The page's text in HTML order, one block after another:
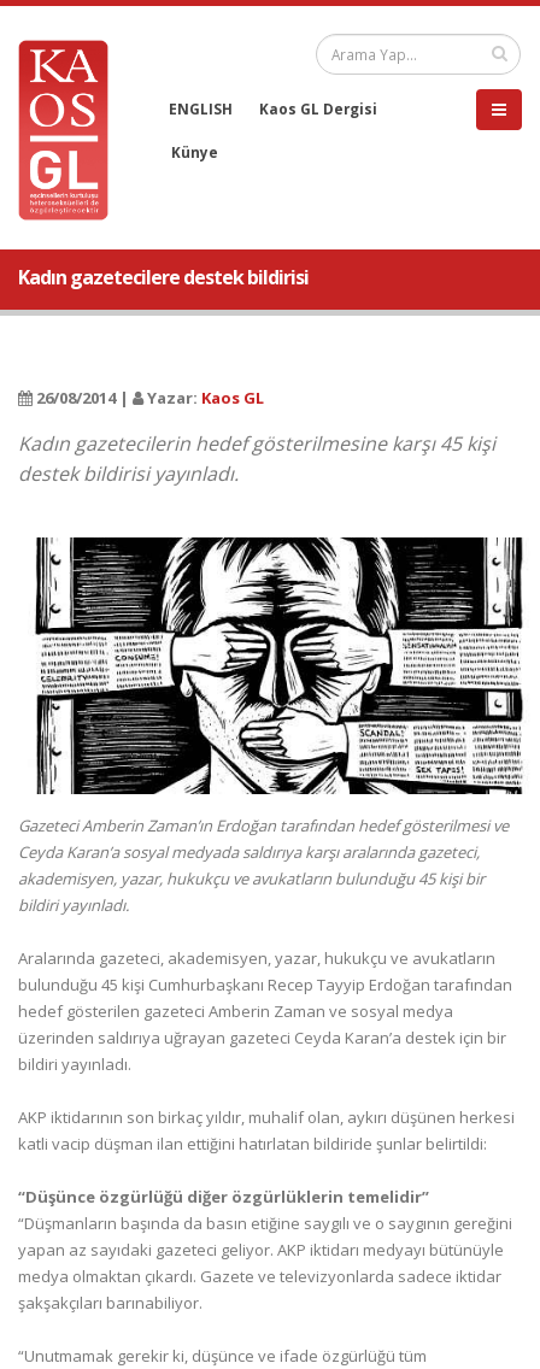
ENGLISH Kaos GL Dergisi
Künye
Kadın gazetecilere destek bildirisi
26/08/2014 | Yazar: Kaos GL
Kadın gazetecilerin hedef gösterilmesine karşı 45 kişi
destek bildirisi yayınladı.
Gazeteci Amberin Zaman’ın Erdoğan tarafından hedef gösterilmesi ve
Ceyda Karan’a sosyal medyada saldırıya karşı aralarında gazeteci,
akademisyen, yazar, hukukçu ve avukatların bulunduğu 45 kişi bir
bildiri yayınladı.
Aralarında gazeteci, akademisyen, yazar, hukukçu ve avukatların
bulunduğu 45 kişi Cumhurbaşkanı Recep Tayyip Erdoğan tarafından
hedef gösterilen gazeteci Amberin Zaman ve sosyal medya
üzerinden saldırıya uğrayan gazeteci Ceyda Karan’a destek için bir
bildiri yayınladı.
AKP iktidarının son birkaç yıldır, muhalif olan, aykırı düşünen herkesi
katli vacip düşman ilan ettiğini hatırlatan bildiride şunlar belirtildi:
“Düşünce özgürlüğü diğer özgürlüklerin temelidir”
“Düşmanların başında da basın etiğine saygılı ve o saygının gereğini
yapan az sayıdaki gazeteci geliyor. AKP iktidarı medyayı bütünüyle
medya olmaktan çıkardı. Gazete ve televizyonlarda sadece iktidar
şakşakçıları barınabiliyor.
“Unutmamak gerekir ki, düşünce ve ifade özgürlüğü tüm